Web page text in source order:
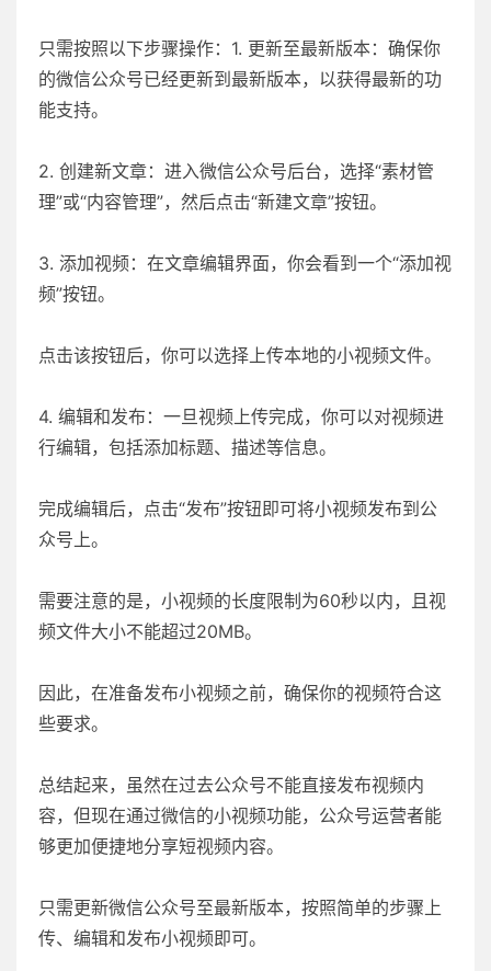
只需按照以下步骤操作：1. 更新至最新版本：确保你
的微信公众号已经更新到最新版本，以获得最新的功
能支持。
2. 创建新文章：进入微信公众号后台，选择“素材管
理”或“内容管理”，然后点击“新建文章”按钮。
3. 添加视频：在文章编辑界面，你会看到一个“添加视
频”按钮。
点击该按钮后，你可以选择上传本地的小视频文件。
4. 编辑和发布：一旦视频上传完成，你可以对视频进
行编辑，包括添加标题、描述等信息。
完成编辑后，点击“发布”按钮即可将小视频发布到公
众号上。
需要注意的是，小视频的长度限制为60秒以内，且视
频文件大小不能超过20MB。
因此，在准备发布小视频之前，确保你的视频符合这
些要求。
总结起来，虽然在过去公众号不能直接发布视频内
容，但现在通过微信的小视频功能，公众号运营者能
够更加便捷地分享短视频内容。
只需更新微信公众号至最新版本，按照简单的步骤上
传、编辑和发布小视频即可。